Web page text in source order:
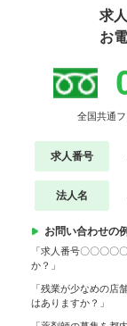
求
お
全国共通
求人番号
法人名
お問い合わせの例
「求人番号〇〇〇〇
か？」
「残業が少なめの店
はありますか？」